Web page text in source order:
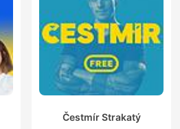
Čestmír Strakatý